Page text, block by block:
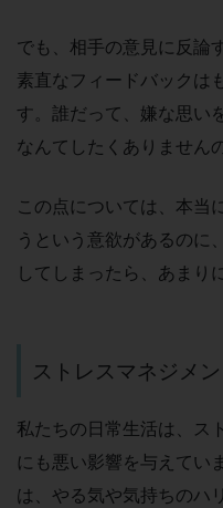
でも、相手の意見に反論
素直なフィードバックは
す。誰だって、嫌な思い
なんてしたくありません
この点については、本当
うという意欲があるのに
してしまったら、あまり
ストレスマネジメ
私たちの日常生活は、ス
にも悪い影響を与えてい
は、やる気や気持ちのハ